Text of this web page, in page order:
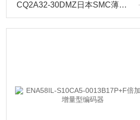
CQ2A32-30DMZ日本SMC薄型气缸